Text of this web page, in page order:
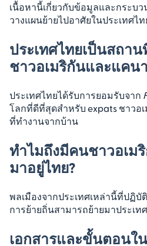
เนื้อหานี้เกี่ยวกับข้อมูลและกระบ
วางแผนย้ายไปอาศัยในประเทศไท
ประเทศไทยเป็นสถา
ชาวอเมริกันและแคน
ประเทศไทยได้รับการยอมรับจาก
โลกที่ดีที่สุดสำหรับ expats ชาวอ
ที่ทำงานจากบ้าน
ทำไมถึงมีคนชาวอเม
มาอยู่ไทย?
พลเมืองจากประเทศเหล่านี้ที่ปฏิ
การย้ายถิ่นสามารถย้ายมาประเท
เอกสารและขั้นตอนใ